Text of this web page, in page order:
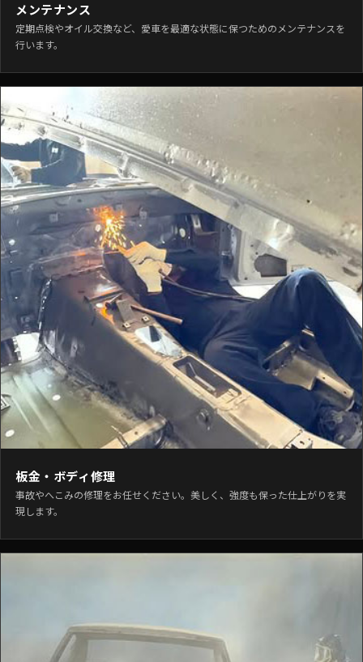
メンテナンス
定期点検やオイル交換など、愛車を最適な状態に保つためのメンテナンスを
行います。
板金・ボディ修理
事故やへこみの修理をお任せください。美しく、強度も保った仕上がりを実
現します。